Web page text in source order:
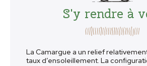
S'y rendre à
La Camargue a un relief
taux d’ensoleillement. La